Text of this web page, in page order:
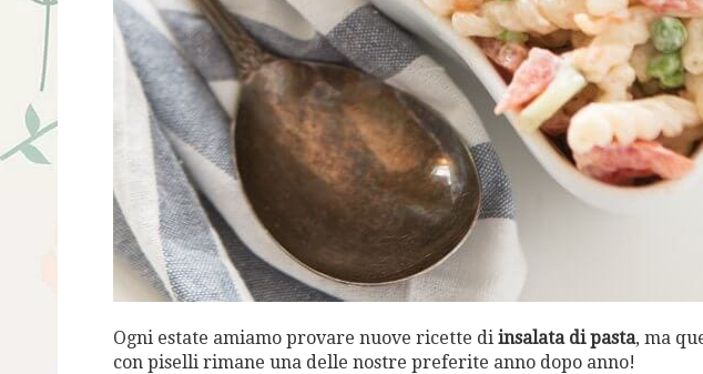
Ogni estate amiamo provare nuove ricette di insalata di pasta, ma
con piselli rimane una delle nostre preferite anno dopo anno!